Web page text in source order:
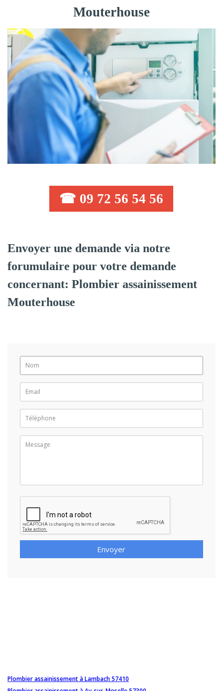
Mouterhouse
☎ 09 72 56 54 56
Envoyer une demande via notre
forumulaire pour votre demande
concernant: Plombier assainissement
Mouterhouse
Envoyer
Plombier assainissement à Lambach 57410